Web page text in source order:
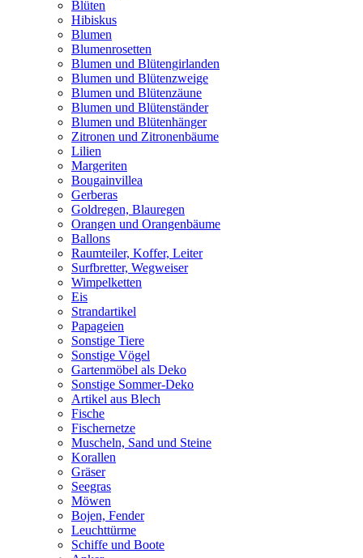
Blüten
Hibiskus
Blumen
Blumenrosetten
Blumen und Blütengirlanden
Blumen und Blütenzweige
Blumen und Blütenzäune
Blumen und Blütenständer
Blumen und Blütenhänger
Zitronen und Zitronenbäume
Lilien
Margeriten
Bougainvillea
Gerberas
Goldregen, Blauregen
Orangen und Orangenbäume
Ballons
Raumteiler, Koffer, Leiter
Surfbretter, Wegweiser
Wimpelketten
Eis
Strandartikel
Papageien
Sonstige Tiere
Sonstige Vögel
Gartenmöbel als Deko
Sonstige Sommer-Deko
Artikel aus Blech
Fische
Fischernetze
Muscheln, Sand und Steine
Korallen
Gräser
Seegras
Möwen
Bojen, Fender
Leuchttürme
Schiffe und Boote